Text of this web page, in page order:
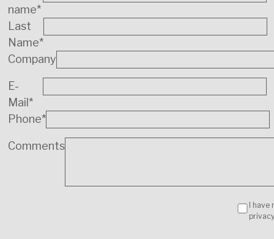
name*
Last
Name*
Company
E-
Mail*
Phone*
Comments
I